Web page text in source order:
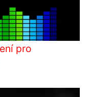
pro